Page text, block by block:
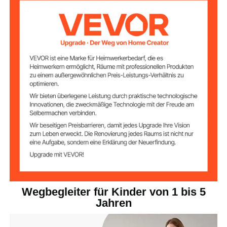
Nylon
Gesamtabmessun
38 x 21 x (32–39) Zoll / 970
x 540 x (800–980) mm
Nettogewicht 20 lbs / 9,0 kg
Belastbarkeit 55 lbs / 25 kg
Empfohlenes Alter 1–5 Jahre
Schiebegriff
(800/900/940/980 mm)
Wegbegleiter für Kinder von 1 bis 5
Jahren